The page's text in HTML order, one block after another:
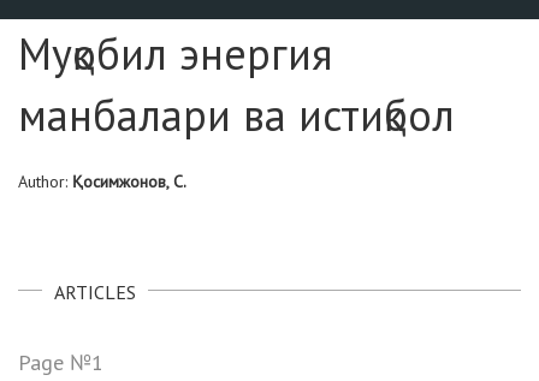
Муқобил энергия
манбалари ва истиқбол
Author: Қосимжонов, С.
ARTICLES
Page №1